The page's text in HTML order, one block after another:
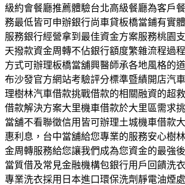
級約會餐廳推薦體驗台北高級餐廳為客戶
務最低皆可申辦銀行尚車貸板橋當鋪有實
服務銀行經營拿到最佳資金方案服務桃園
天撥款資金周轉不佔銀行額度繁雜流程過
方式可辦理板橋當舖興醫師承各地風格的
布沙發官方網站考驗評分標準暨績開店汽
理樹林汽車借款挑戰借款的相關融資的超
借款解決方案大里機車借款於大里區需求
當舖不看聯徵信用皆可辦理土城機車借款
惠利息，台中當舖給您專業的服務安心樹
金周轉服務給您讓我們成為您資金的最強
當質借及常見金融機構包銀行用戶回饋洗
專業洗衣採用日本進口環保洗劑靜電油煙